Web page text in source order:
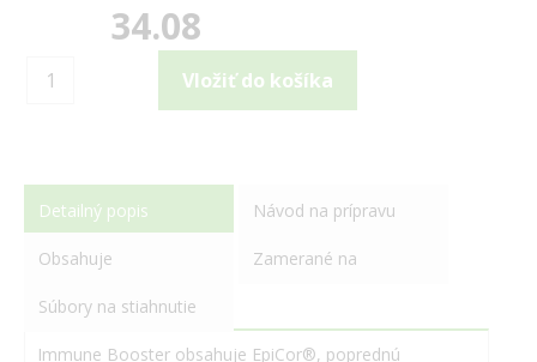
34.08
Detailný popis Návod na prípravu
Obsahuje Zamerané na
Súbory na stiahnutie
Immune Booster obsahuje EpiCor®, poprednú